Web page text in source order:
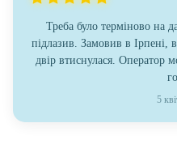
Треба було терміново на
підлазив. Замовив в Ірпені,
двір втиснулася. Оператор
5